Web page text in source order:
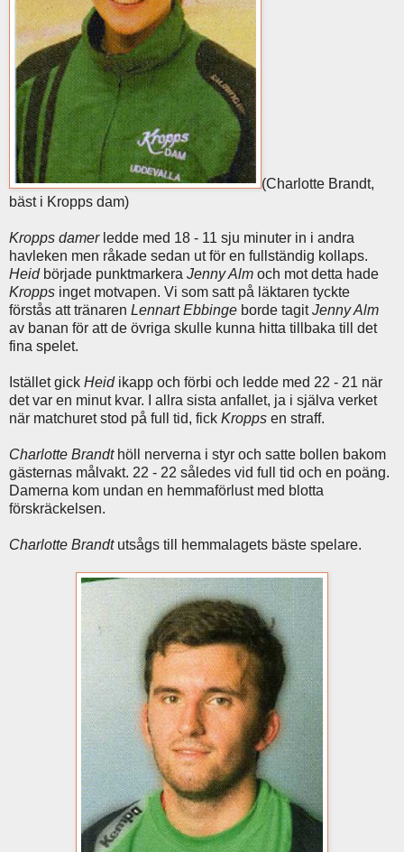
(Charlotte Brandt,
bäst i Kropps dam)
Kropps damerledde med 18 - 11 sju minuter in i andra
havleken men råkade sedan ut för en fullständig kollaps.
Heidbörjade punktmarkera Jenny Alm och mot detta hade
Kropps inget motvapen. Vi som satt på läktaren tyckte
förstås att tränaren Lennart Ebbinge borde tagitJenny Alm
av banan för att de övriga skulle kunna hitta tillbaka till det
fina spelet.
Istället gick Heidikapp och förbi och ledde med 22 - 21 när
det var en minut kvar. I allra sista anfallet, ja i själva verket
när matchuret stod på full tid, fick Kropps en straff.
Charlotte Brandthöll nerverna i styr och satte bollen bakom
gästernas målvakt. 22 - 22 således vid full tid och en poäng.
Damerna kom undan en hemmaförlust med blotta
förskräckelsen.
Charlotte Brandtutsågs till hemmalagets bäste spelare.